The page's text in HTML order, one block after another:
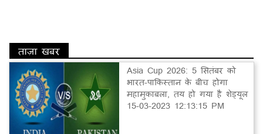
ताज़ा खबर
Asia Cup 2026: 5 सितंबर को
भारत-पाकिस्तान के बीच होगा
महामुकाबला, तय हो गया है शेड्यूल
15-03-2023 12:13:15 PM